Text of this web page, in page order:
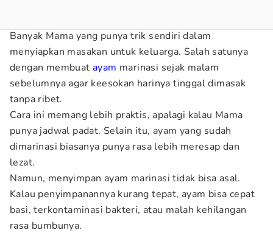
Banyak Mama yang punya trik sendiri dalam
menyiapkan masakan untuk keluarga. Salah satunya
dengan membuat ayam marinasi sejak malam
sebelumnya agar keesokan harinya tinggal dimasak
tanpa ribet.
Cara ini memang lebih praktis, apalagi kalau Mama
punya jadwal padat. Selain itu, ayam yang sudah
dimarinasi biasanya punya rasa lebih meresap dan
lezat.
Namun, menyimpan ayam marinasi tidak bisa asal.
Kalau penyimpanannya kurang tepat, ayam bisa cepat
basi, terkontaminasi bakteri, atau malah kehilangan
rasa bumbunya.